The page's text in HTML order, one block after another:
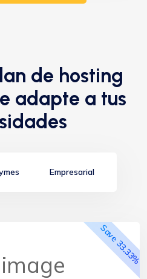
de hosting
adapte a tus
Empresarial
Save 33.33%
Más Popular